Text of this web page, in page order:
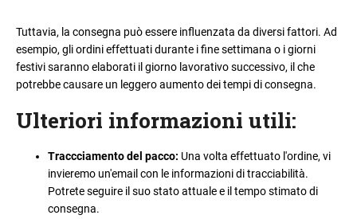
g
l
i
a
r
Tuttavia, la consegna può essere influenzata da diversi fattori. Ad
esempio, gli ordini effettuati durante i fine settimana o i giorni
festivi saranno elaborati il giorno lavorativo successivo, il che
potrebbe causare un leggero aumento dei tempi di consegna.
Ulteriori informazioni utili:
Traccciamento del pacco: Una volta effettuato l'ordine, vi
invieremo un'email con le informazioni di tracciabilità.
Potrete seguire il suo stato attuale e il tempo stimato di
consegna.
r
c
a
n
d
o